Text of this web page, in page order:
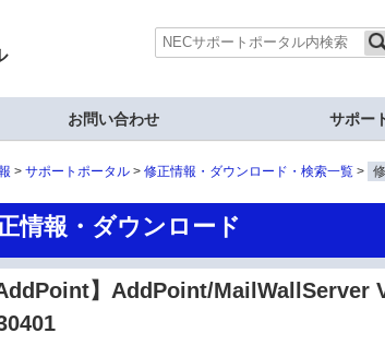
お問い合わせ サポー
サポートポータル 修正情報・ダウンロード・検索一覧
情報・ダウンロード
AddPoint】AddPoint/MailWallServer